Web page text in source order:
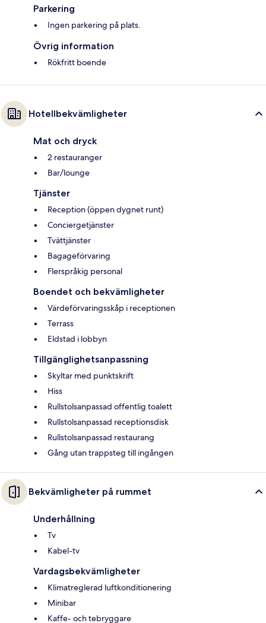
Parkering
Ingen parkering på plats.
Övrig information
Rökfritt boende
Hotellbekvämligheter
Mat och dryck
2 restauranger
Bar/lounge
Tjänster
Reception (öppen dygnet runt)
Conciergetjänster
Tvättjänster
Bagageförvaring
Flerspråkig personal
Boendet och bekvämligheter
Värdeförvaringsskåp i receptionen
Terrass
Eldstad i lobbyn
Tillgänglighetsanpassning
Skyltar med punktskrift
Hiss
Rullstolsanpassad offentlig toalett
Rullstolsanpassad receptionsdisk
Rullstolsanpassad restaurang
Gång utan trappsteg till ingången
Bekvämligheter på rummet
Underhållning
Tv
Kabel-tv
Vardagsbekvämligheter
Klimatreglerad luftkonditionering
Minibar
Kaffe- och tebryggare